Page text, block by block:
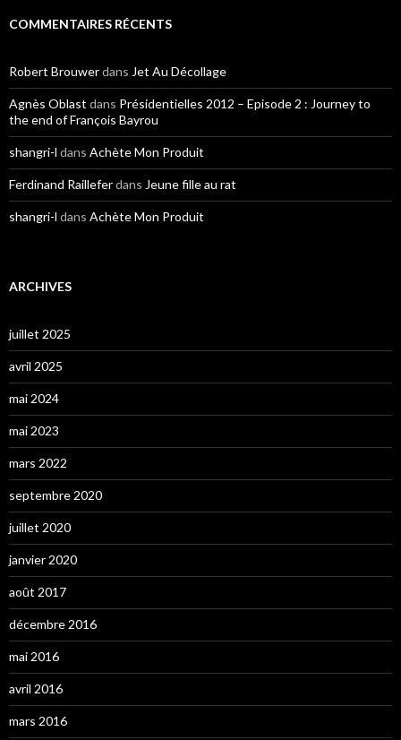
COMMENTAIRES RÉCENTS
Robert Brouwerdans Jet Au Décollage
Agnès Oblast dans Présidentielles 2012 – Episode 2 : Journey to
the end of François Bayrou
shangri-l dans Achète Mon Produit
Ferdinand Railleferdans Jeune fille au rat
shangri-l dans Achète Mon Produit
ARCHIVES
juillet 2025
avril 2025
mai 2024
mai 2023
mars 2022
septembre 2020
juillet 2020
janvier 2020
août 2017
décembre 2016
mai 2016
avril 2016
mars 2016